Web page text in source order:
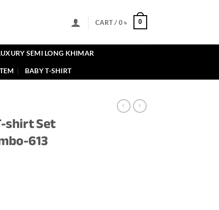
CART / 0৳ 0
SEMI LONG KHIMAR
BABY T-SHIRT
shirt Set
613